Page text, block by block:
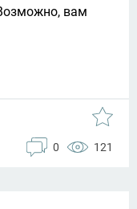
вам
0 121